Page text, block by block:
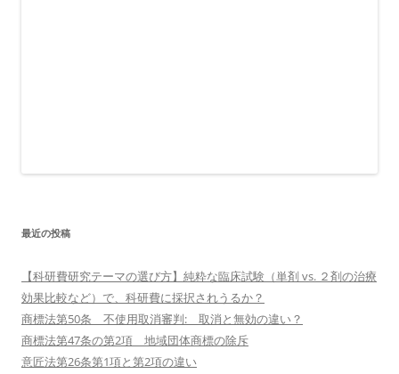
最近の投稿
【科研費研究テーマの選び方】純粋な臨床試験（単剤 vs. ２剤の治療
効果比較など）で、科研費に採択されうるか？
商標法第50条 不使用取消審判: 取消と無効の違い？
商標法第47条の第2項 地域団体商標の除斥
意匠法第26条第1項と第2項の違い